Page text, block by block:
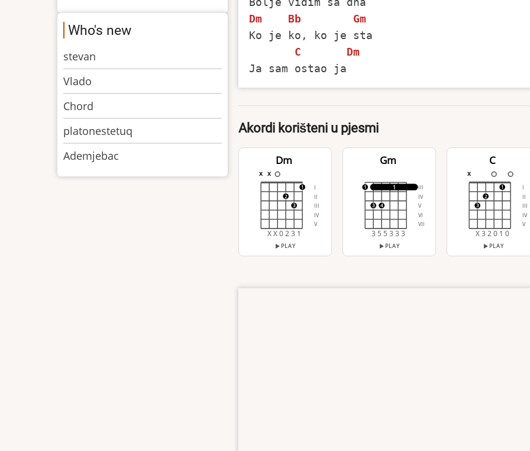
Dm
Bb
Gm
Ko je ko, ko je sta
C
Dm
Akordi korišteni u pjesmi
Dm
x x
I
II
III
IV
V
2
3
1
X X 0 2 3 1
PLAY
Gm
III
IV
V
VI
VII
1
1
3 4
3 5 5 3 3 3
PLAY
C
x
I
II
III
IV
V
3
2
1
X 3 2 0 1 0
PLAY
Who's new
stevan
Vlado
Chord
platonestetuq
Ademjebac